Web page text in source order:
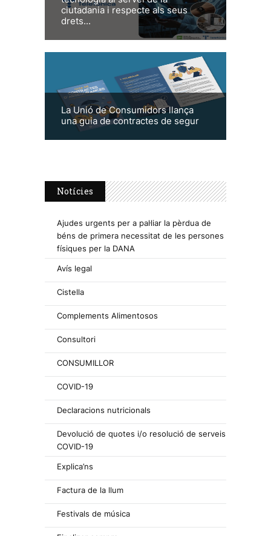
ciutadania i respecte als seus
drets...
La Unió de Consumidors llança
una guia de contractes de segur
Notícies
Ajudes urgents per a pal·liar la pèrdua de
béns de primera necessitat de les persones
físiques per la DANA
Avís legal
Cistella
Complements Alimentosos
Consultori
CONSUMILLOR
COVID-19
Declaracions nutricionals
Devolució de quotes i/o resolució de serveis
COVID-19
Explica’ns
Factura de la llum
Festivals de música